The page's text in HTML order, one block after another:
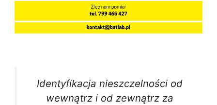
Identyfikacja nieszczelności od
wewnątrz i od zewnątrz za